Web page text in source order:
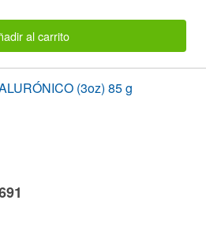
al carrito
(3oz) 85 g